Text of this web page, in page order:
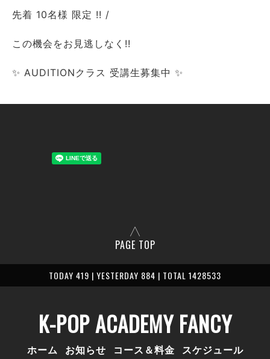
先着 10名様 限定 !! /
この機会をお見逃しなく!!
✨ AUDITIONクラス 受講生募集中 ✨
PAGE TOP
TODAY 419 | YESTERDAY 884 | TOTAL 1428533
K-POP ACADEMY FANCY
ホーム お知らせ コース＆料金 スケジュール